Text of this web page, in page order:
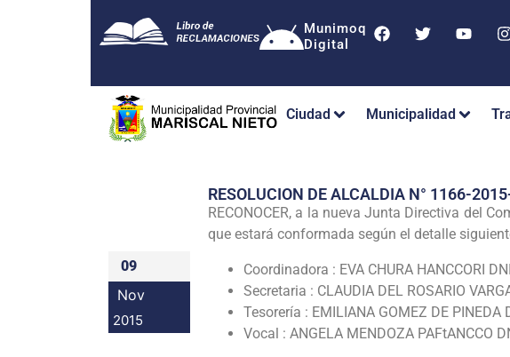
Munimoq
Digital
Ciudad Municipalidad
09
Nov
2015
RESOLUCION DE ALCALDIA N° 1166-
RECONOCER, a la nueva Junta Directiva del
que estará conformada según el detalle
Coordinadora : EVA CHURA HANCCORI
Secretaria : CLAUDIA DEL ROSARIO
Tesorería : EMILIANA GOMEZ DE PINEDA
Vocal : ANGELA MENDOZA PAFtANCCO